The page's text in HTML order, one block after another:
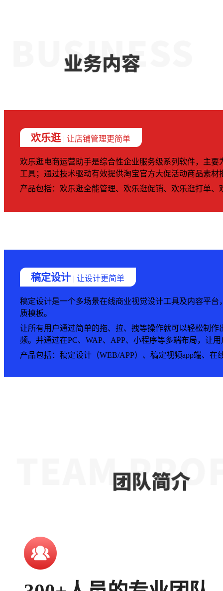
欢乐逛 | 让店铺管理更简单
欢乐逛电商运营助手是综合性企业服务级系列软件，主
工具；通过技术驱动有效提供淘宝官方大促活动商品素
产品包括：欢乐逛全能管理、欢乐逛促销、欢乐逛打单
稿定设计 | 让设计更简单
稿定设计是一个多场景在线商业视觉设计工具及内容平
质模板。
让所有用户通过简单的拖、拉、拽等操作就可以轻松制
频。并通过在PC、WAP、APP、小程序等多端布局，让
产品包括：稿定设计（WEB/APP）、稿定视频app端、在